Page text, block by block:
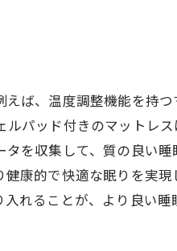
ば、温度調整機能を持
パッド付きのマットレ
を収集して、質の良い
康的で快適な眠りを実
れることが、より良い睡